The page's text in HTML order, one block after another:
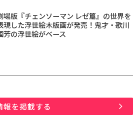
場版『チェンソーマン レゼ篇』の世界を
現した浮世絵木版画が発売！鬼才・歌川
芳の浮世絵がベース
報を掲載する